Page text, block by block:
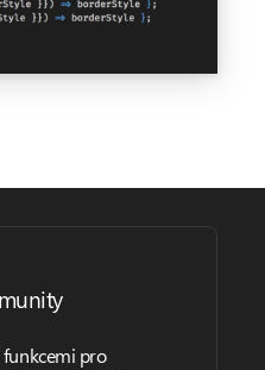
funkcemi pro